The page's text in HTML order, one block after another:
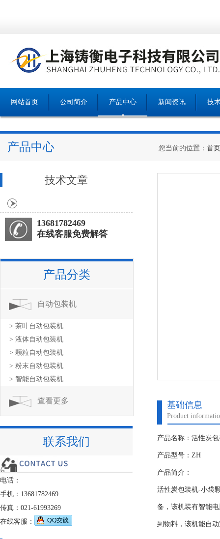
网站首页 公司简介 产品中心 新闻资讯 技
产品中心 您当前的位置： 首页
基础信息
Product
产品名称：活性炭
产品型号：ZH
产品简介：
活性炭包装机-小袋
备，该机装有智能
到物料，该机能自
技术文章
13681782469
在线客服免费解答
产品分类
自动包装机
> 茶叶自动包装机
> 液体自动包装机
> 颗粒自动包装机
> 粉末自动包装机
> 智能自动包装机
查看更多
联系我们
电话：
手机：13681782469
传真：021-61993269
在线客服：